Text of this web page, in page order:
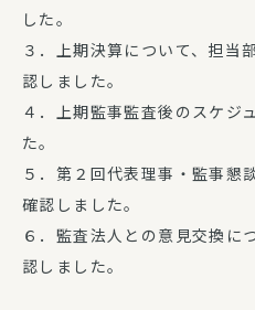
した。
３．上期決算について、担当
認しました。
４．上期監事監査後のスケジ
た。
５．第２回代表理事・監事懇
確認しました。
６．監査法人との意見交換に
認しました。